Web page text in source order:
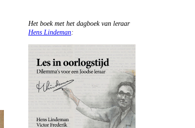
Het boek met het dagboek van leraar
Hens Lindeman: